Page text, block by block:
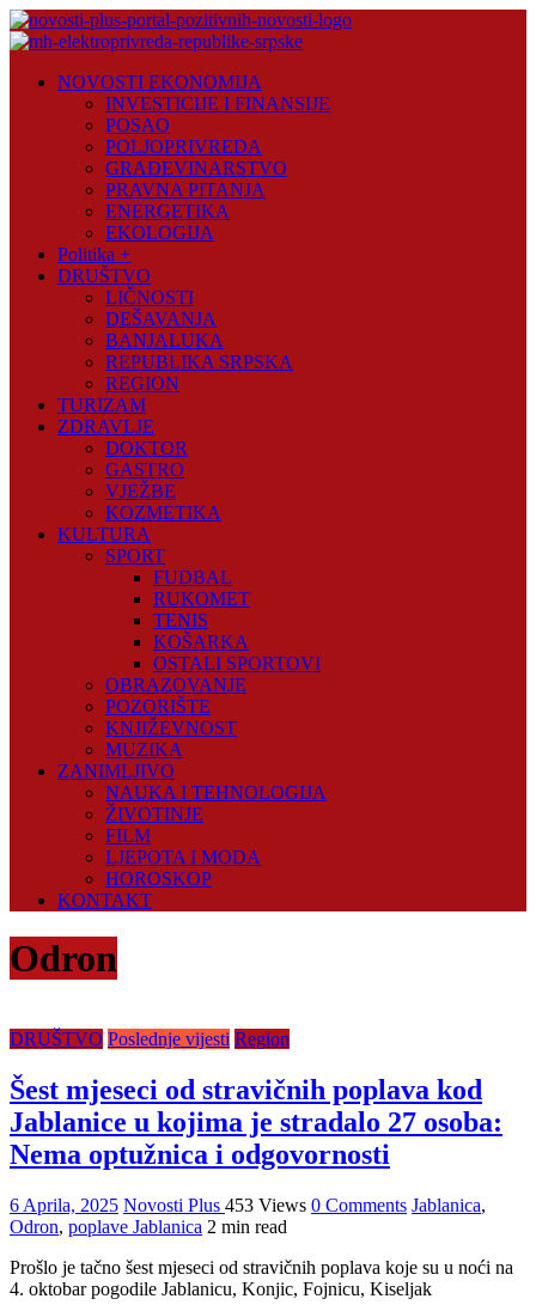
Skip
to
Plus
NOVOSTI EKONOMIJA
INVESTICIJE I FINANSIJE
POSAO
POLJOPRIVREDA
GRAĐEVINARSTVO
PRAVNA PITANJA
ENERGETIKA
EKOLOGIJA
Politika +
DRUŠTVO
LIČNOSTI
DEŠAVANJA
BANJALUKA
REPUBLIKA SRPSKA
REGION
TURIZAM
ZDRAVLJE
DOKTOR
GASTRO
VJEŽBE
KOZMETIKA
KULTURA
SPORT
FUDBAL
RUKOMET
TENIS
KOŠARKA
OSTALI SPORTOVI
OBRAZOVANJE
POZORIŠTE
KNJIŽEVNOST
MUZIKA
ZANIMLJIVO
NAUKA I TEHNOLOGIJA
ŽIVOTINJE
FILM
LJEPOTA I MODA
HOROSKOP
KONTAKT
Odron
DRUŠTVO Poslednje vijesti Region
Šest mjeseci od stravičnih poplava kod
Jablanice u kojima je stradalo 27 osoba:
Nema optužnica i odgovornosti
6 Aprila, 2025 Novosti Plus 453 Views 0 Comments Jablanica,
Odron, poplave Jablanica 2 min read
Prošlo je tačno šest mjeseci od stravičnih poplava koje su u noći na
4. oktobar pogodile Jablanicu, Konjic, Fojnicu, Kiseljak